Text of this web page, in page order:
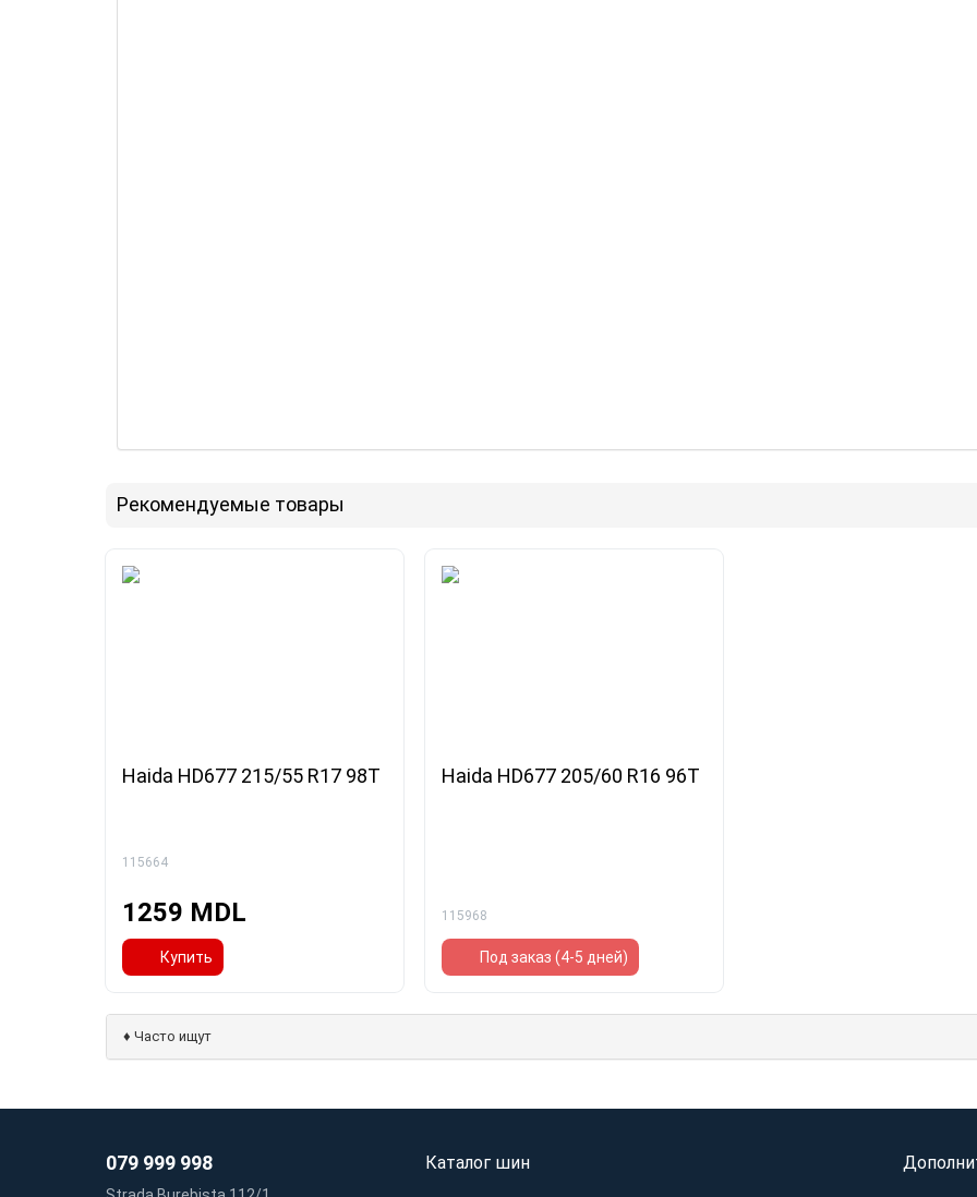
Рекомендуемые товары
Haida HD677 215/55 R17 98T
115664
1259 MDL
Купить
Haida HD677 205/60 R16 96T
115968
Под заказ (4-5 дней)
♦ Часто ищут
079 999 998 Каталог шин